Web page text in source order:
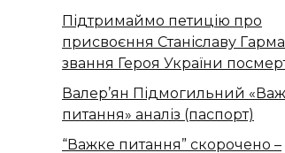
Підтримаймо петицію про
присвоєння Станіславу
звання Героя України
Валер’ян Підмогильний
питання» аналіз (паспорт)
“Важке питання” скорочено –